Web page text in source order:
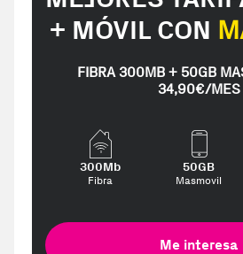
+ MÓVIL CON
FIBRA 300MB + 50GB
34,90€/MES
300Mb
Fibra
50GB
Masmovil
Me interesa